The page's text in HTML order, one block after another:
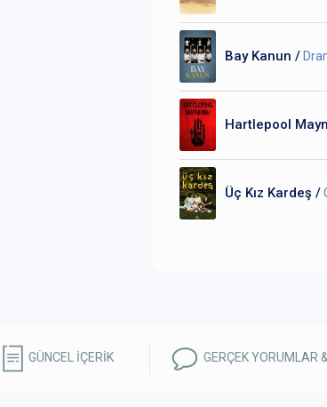
Bay Kanun /
Hartlepool
Üç Kız Kardeş /
GÜNCEL İÇERİK GERÇEK YORUMLAR